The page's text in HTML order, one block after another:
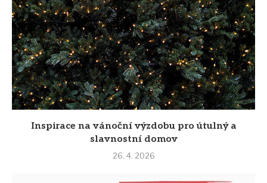
Inspirace na vánoční výzdobu pro útulný a
slavnostní domov
26. 4. 2026